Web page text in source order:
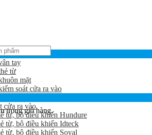
trong giỏ hàng.
tay
từ
mặt
soát cửa ra vào
cửa ra vào
từ, bộ điều khiển Hundure
từ, bộ điều khiển Idteck
từ, bộ điều khiển Soyal